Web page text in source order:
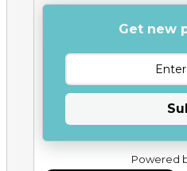
Get new
Powered